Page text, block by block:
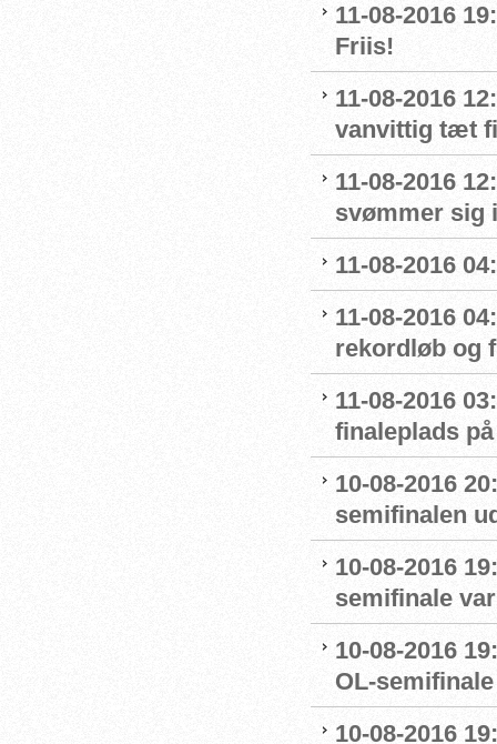
11-08-2016
Friis!
11-08-2016
vanvittig tæt
11-08-2016
svømmer sig
11-08-2016
11-08-2016
rekordløb og
11-08-2016
finaleplads
10-08-2016
semifinalen
10-08-2016
semifinale
10-08-2016
OL-
10-08-2016